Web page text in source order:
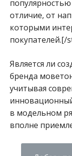
отличие, от
которыми
покупателей.[/
Является ли
бренда
учитывая
в модельном
вполне